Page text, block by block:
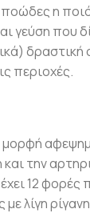
η
που
περιοχές.
την
12
λίγη